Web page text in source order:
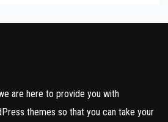
are here to provide you with
themes so that you can take your